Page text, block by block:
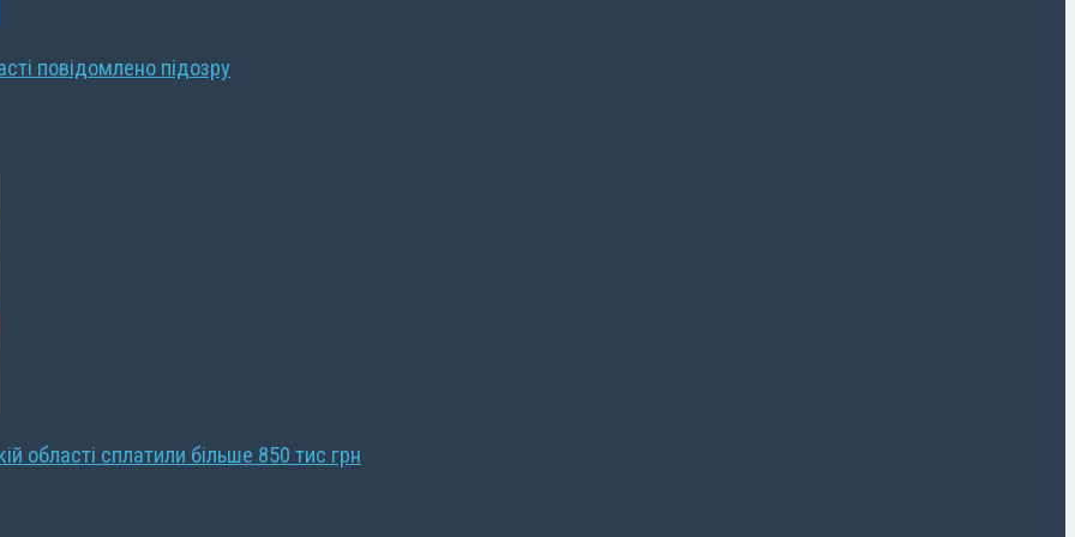
повідомлено підозру
області сплатили більше 850 тис грн